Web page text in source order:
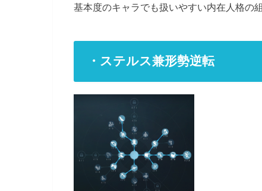
基本度のキャラでも扱いやすい内在人格の
・ステルス兼形勢逆転